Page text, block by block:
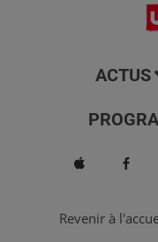
ACTUS
Revenir à